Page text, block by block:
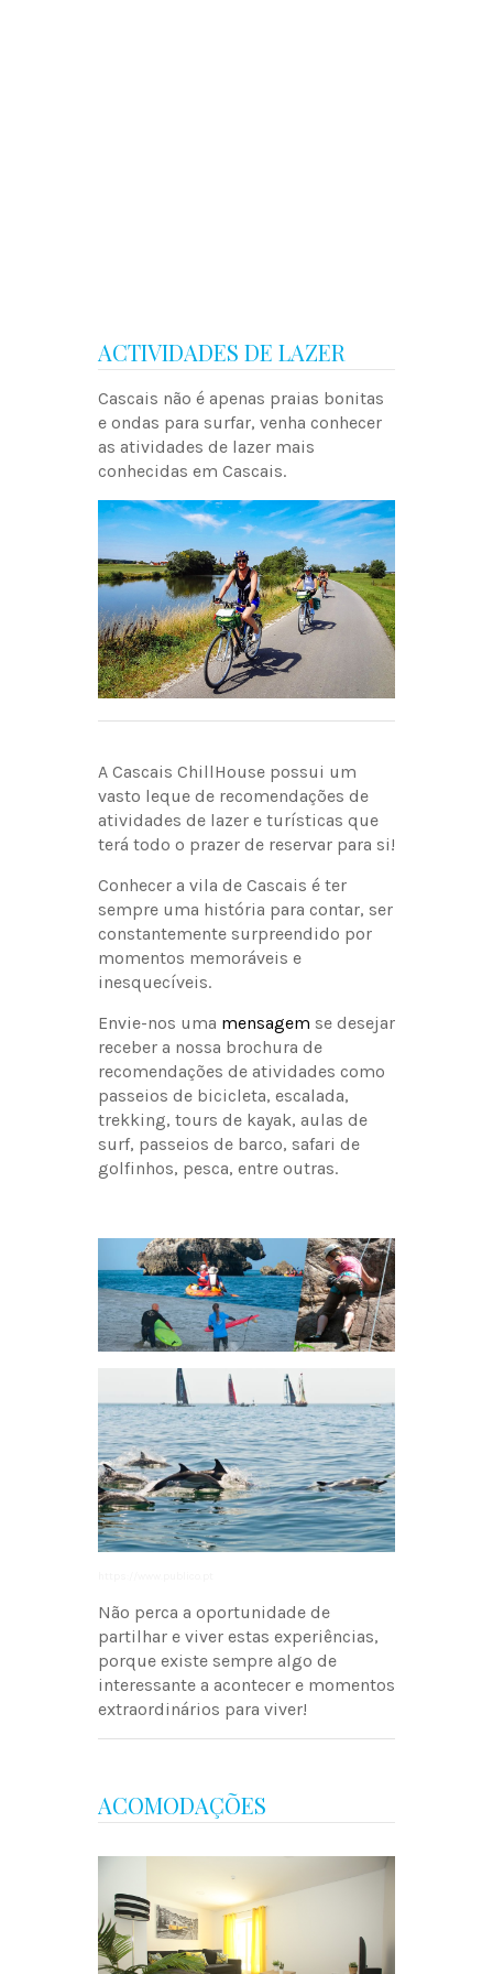
ACTIVIDADES DE LAZER
Cascais não é apenas praias bonitas
e ondas para surfar, venha conhecer
as atividades de lazer mais
conhecidas em Cascais.
A Cascais ChillHouse possui um
vasto leque de recomendações de
atividades de lazer e turísticas que
terá todo o prazer de reservar para si!
Conhecer a vila de Cascais é ter
sempre uma história para contar, ser
constantemente surpreendido por
momentos memoráveis e
inesquecíveis.
Envie-nos uma mensagem se desejar
receber a nossa brochura de
recomendações de atividades como
passeios de bicicleta, escalada,
trekking, tours de kayak, aulas de
surf, passeios de barco, safari de
golfinhos, pesca, entre outras.
Não perca a oportunidade de
partilhar e viver estas experiências,
porque existe sempre algo de
interessante a acontecer e momentos
extraordinários para viver!
ACOMODAÇÕES